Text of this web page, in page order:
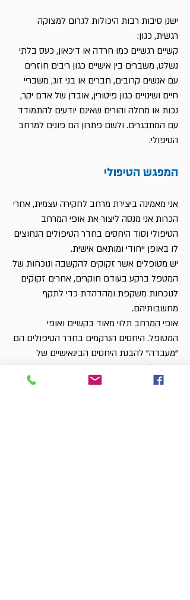
ישנן סיבות רבות היכולות לגרום למצוקה
רגשית, כגון:
קשיים רגשיים כמו חרדה או דיכאון, כעס בלתי
נשלט, משברים בין אישיים כגון ריבים חוזרים
עם אנשים קרובים, חברים או בני זוג, משבריי
חיים ושינויים כגון פיטורין, אובדן של אדם יקר,
נכות או מחלה והורים שאינם יודעים להתמודד
עם המתבגרים. ולשם פתרון הם פונים למרחב
הטיפולי.
המפגש הטיפולי
אני מאמינה ביצירת מרחב לחקירה עצמית, אחרי
הכרות אני מנסה ליצור את אופי המרחב
הטיפולי וסוד היחסים בחדר הטיפולים הנחוצים
לו באופן ייחודי ומותאם אישית.
יש מטופלים אשר זקוקים להקשבה ונוכחות של
המטפל ברקע בעודם חוקרים, אחרים זקוקים
לנוכחות משקפת ומהדהדת כדי לתקף
מחשבותיהם.
אופי המרחב תלוי מאוד בקשיים ואופי
המטופל. היחסים הנרקמים בחדר הטיפולים הם
"מעבדה" להבנת היחסים הבינאישיים של
המטופל בחייו.